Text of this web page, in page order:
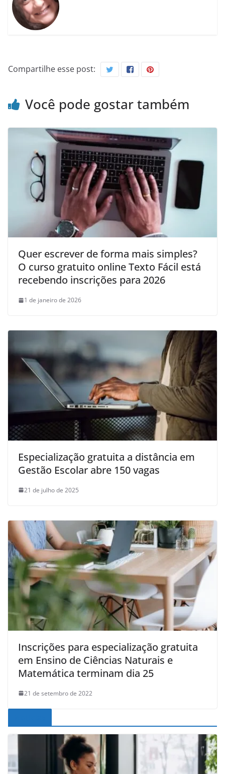
Compartilhe esse post:
Você pode gostar também
Quer escrever de forma mais simples?
O curso gratuito online Texto Fácil está
recebendo inscrições para 2026
1 de janeiro de 2026
Especialização gratuita a distância em
Gestão Escolar abre 150 vagas
21 de julho de 2025
Inscrições para especialização gratuita
em Ensino de Ciências Naturais e
Matemática terminam dia 25
21 de setembro de 2022